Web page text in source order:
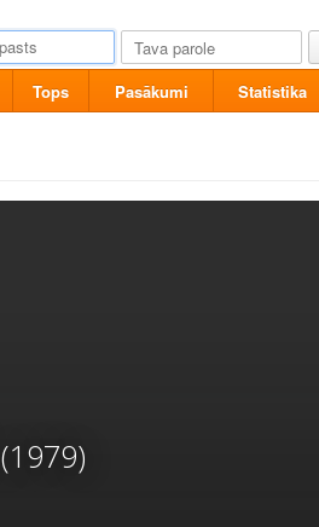
Tops Pasākumi Statistika
(1979)